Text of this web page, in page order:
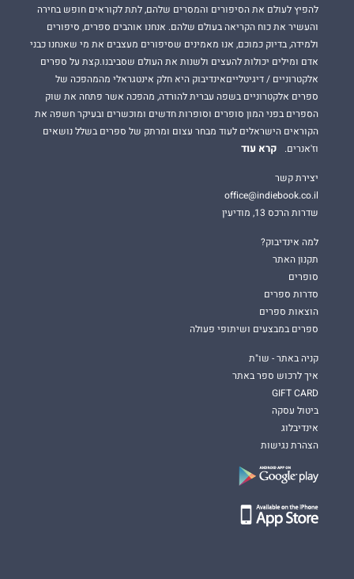
להפיץ לעולם את הסיפורים והמסרים שלהם, לתת לקוראים חופש בחירה
והעשיר את כוח הקריאה בעולם שלהם. אנחנו אוהבים ספרים, סיפורים
ולמידה, בדיוק כמוכם, אנו מאמינים שסיפורים מעצבים את מי שאנחנו כבני
אדם ומילים יכולות להעצים ולשנות את העולם שסביבנו.קצת על ספרים
אלקטרוניים / דיגיטלייםאינדיבוק היא חלק אינטגראלי מהמהפכה של
ספרים אלקטרוניים בשפה עברית להורדה, מהפכה אשר פתחה את שוק
הספרים בפני המון סופרים וסופרות חדשים ומוכשרים ובעיקר חשפה את
הקוראים הישראלים לעוד מבחר עצום ומרתק של ספרים בשלל נושאים
וז'אנרים.
קרא עוד
יצירת קשר
office@indiebook.co.il
שדרות הרכס 13, מודיעין
למה אינדיבוק?
תקנון האתר
סופרים
סדרות ספרים
הוצאות ספרים
ספרים במבצעים ושיתופי פעולה
קניה באתר - שו"ת
איך לרכוש ספר באתר
GIFT CARD
ביטול עסקה
אינדיבלוג
הצהרת נגישות